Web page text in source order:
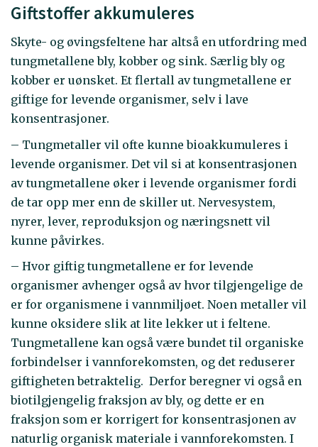
Giftstoffer akkumuleres
Skyte- og øvingsfeltene har altså en utfordring med
tungmetallene bly, kobber og sink. Særlig bly og
kobber er uønsket. Et flertall av tungmetallene er
giftige for levende organismer, selv i lave
konsentrasjoner.
– Tungmetaller vil ofte kunne bioakkumuleres i
levende organismer. Det vil si at konsentrasjonen
av tungmetallene øker i levende organismer fordi
de tar opp mer enn de skiller ut. Nervesystem,
nyrer, lever, reproduksjon og næringsnett vil
kunne påvirkes.
– Hvor giftig tungmetallene er for levende
organismer avhenger også av hvor tilgjengelige de
er for organismene i vannmiljøet. Noen metaller vil
kunne oksidere slik at lite lekker ut i feltene.
Tungmetallene kan også være bundet til organiske
forbindelser i vannforekomsten, og det reduserer
giftigheten betraktelig. Derfor beregner vi også en
biotilgjengelig fraksjon av bly, og dette er en
fraksjon som er korrigert for konsentrasjonen av
naturlig organisk materiale i vannforekomsten. I